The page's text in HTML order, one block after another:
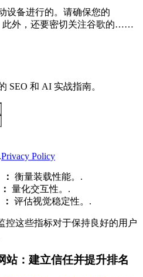
设备进行的。请确保您的
此外，还要密切关注谷歌的……
SEO 和 AI 实战指南。
Privacy Policy
衡量装载性能。.
量化交互性。.
评估视觉稳定性。.
控这些指标对于保持良好的用户
站：建立信任并提升排名